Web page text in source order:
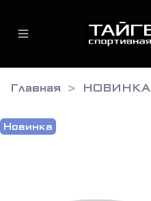
Главная НОВИНКА
Новинка